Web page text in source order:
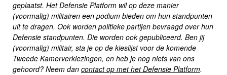
geplaatst. Het Defensie Platform wil op deze manier
(voormalig) militairen een podium bieden om hun standpunten
uit te dragen. Ook worden politieke partijen bevraagd over hun
Defensie standpunten. Die worden ook gepubliceerd. Ben jij
(voormalig) militair, sta je op de kieslijst voor de komende
Tweede Kamerverkiezingen, en heb je nog niets van ons
gehoord? Neem dan contact op met het Defensie Platform.